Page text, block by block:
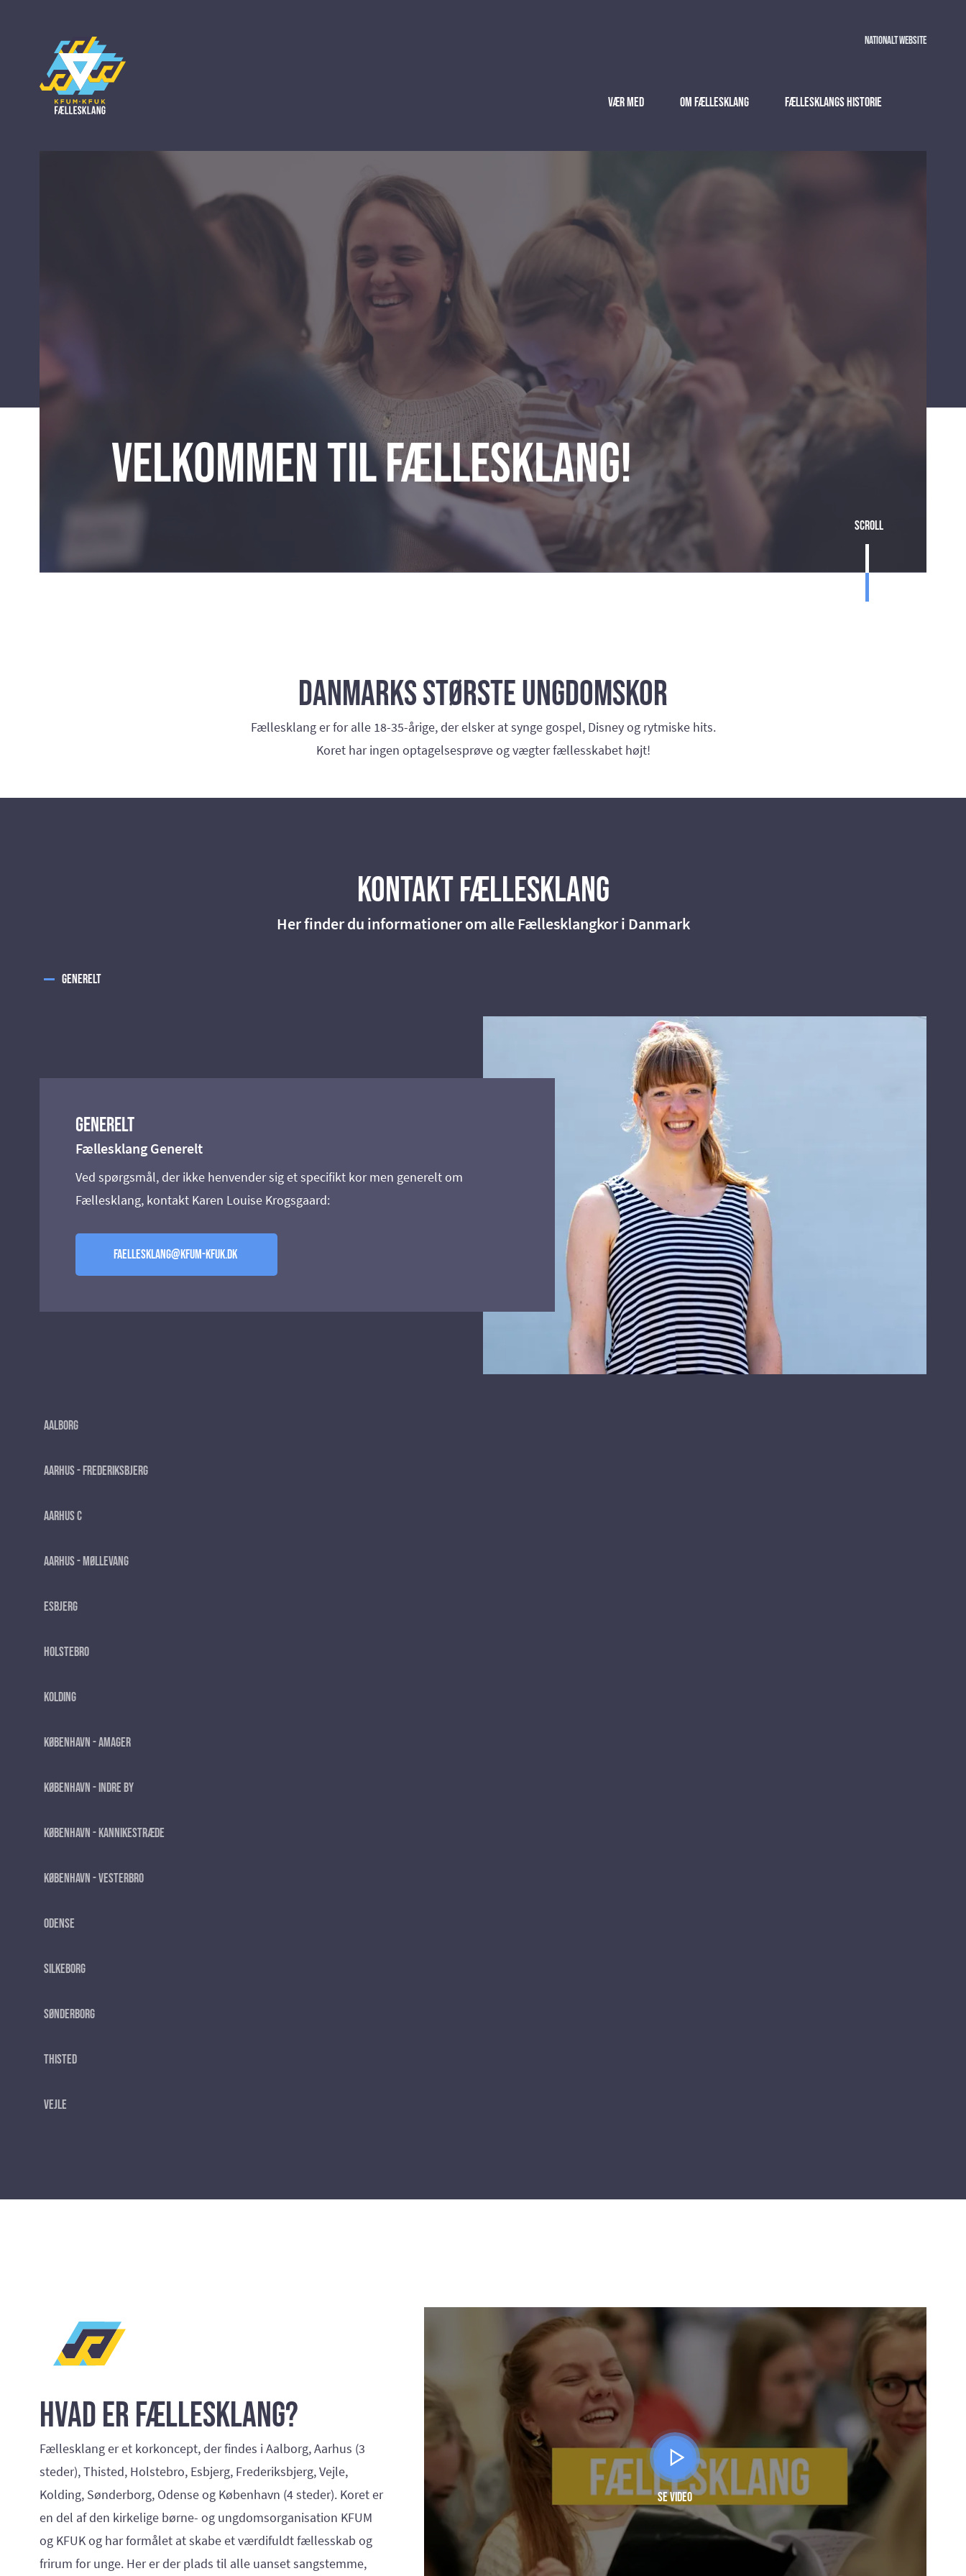
Nationalt website
Vær med Om Fællesklang Fællesklangs historie
Velkommen til Fællesklang!
Scroll
Danmarks største ungdomskor
Fællesklang er for alle 18-35-årige, der elsker at synge gospel, Disney og rytmiske hits.
Koret har ingen optagelsesprøve og vægter fællesskabet højt!
Kontakt Fællesklang
Her finder du informationer om alle Fællesklangkor i Danmark
Generelt
Generelt
Fællesklang Generelt
Ved spørgsmål, der ikke henvender sig et specifikt kor men generelt om
Fællesklang, kontakt Karen Louise Krogsgaard:
faellesklang@kfum-kfuk.dk
Aalborg
Aarhus - Frederiksbjerg
Aarhus C
Aarhus - Møllevang
Esbjerg
Holstebro
Kolding
København - Amager
København - Indre by
København - Kannikestræde
København - Vesterbro
Odense
Silkeborg
Sønderborg
Thisted
Vejle
Hvad er Fællesklang?
Fællesklang er et korkoncept, der findes i Aalborg, Aarhus (3
steder), Thisted, Holstebro, Esbjerg, Frederiksbjerg, Vejle,
Kolding, Sønderborg, Odense og København (4 steder). Koret er
en del af den kirkelige børne- og ungdomsorganisation KFUM
og KFUK og har formålet at skabe et værdifuldt fællesskab og
frirum for unge. Her er der plads til alle uanset sangstemme,
Se video